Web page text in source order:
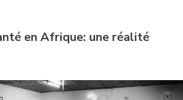
en Afrique: une réalité